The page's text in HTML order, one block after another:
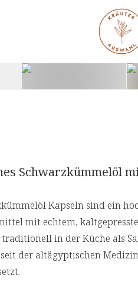
Schwarzkümmelöl
Kapseln sind ein
mit echtem,
in der Küche als
der altägyptischen